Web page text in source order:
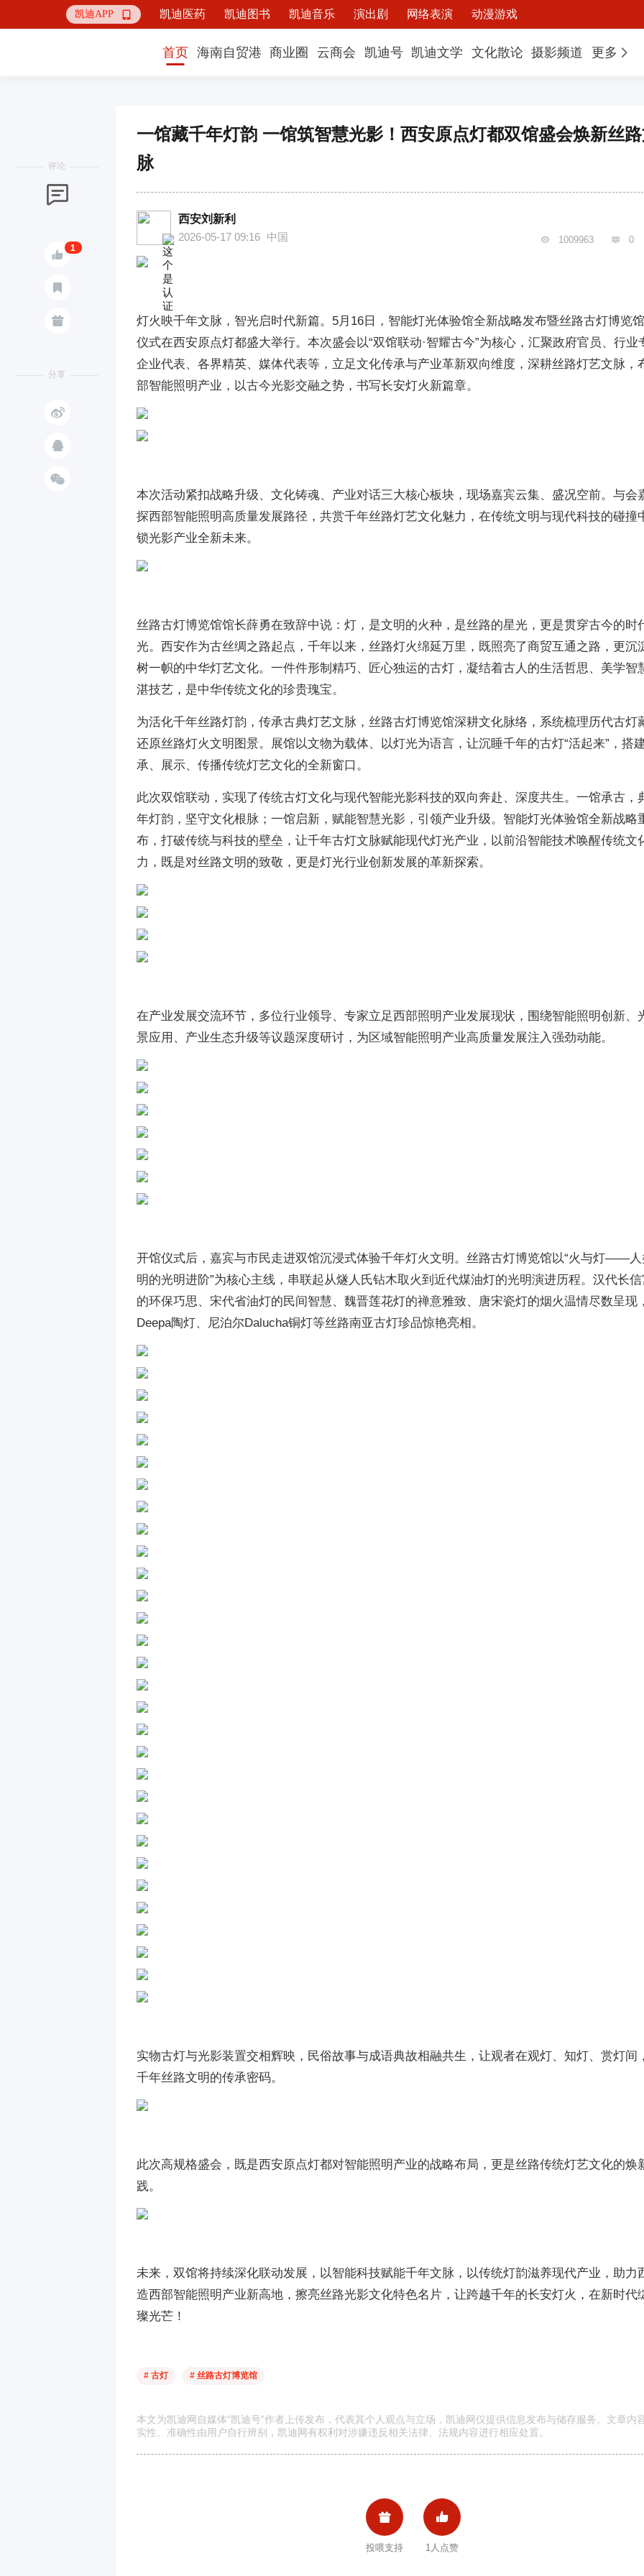
凯迪APP  凯迪医药 凯迪图书 凯迪音乐 演出剧 网络表演 动漫游戏
首页 海南自贸港 商业圈 云商会 凯迪号 凯迪文学 文化散论 摄影频道 更多
评论

 1

分享



一馆藏千年灯韵 一馆筑智慧光影！西安原点灯都双馆盛会焕新丝
脉
西安刘新利
2026-05-17 09:16 中国  1009963  0
灯火映千年文脉，智光启时代新篇。5月16日，智能灯光体验馆全新战略发布暨丝路古灯博览
仪式在西安原点灯都盛大举行。本次盛会以“双馆联动·智耀古今”为核心，汇聚政府官员、行业
企业代表、各界精英、媒体代表等，立足文化传承与产业革新双向维度，深耕丝路灯艺文脉，
部智能照明产业，以古今光影交融之势，书写长安灯火新篇章。
本次活动紧扣战略升级、文化铸魂、产业对话三大核心板块，现场嘉宾云集、盛况空前。与会
探西部智能照明高质量发展路径，共赏千年丝路灯艺文化魅力，在传统文明与现代科技的碰撞
锁光影产业全新未来。
丝路古灯博览馆馆长薛勇在致辞中说：灯，是文明的火种，是丝路的星光，更是贯穿古今的时
光。西安作为古丝绸之路起点，千年以来，丝路灯火绵延万里，既照亮了商贸互通之路，更沉
树一帜的中华灯艺文化。一件件形制精巧、匠心独运的古灯，凝结着古人的生活哲思、美学智
湛技艺，是中华传统文化的珍贵瑰宝。
为活化千年丝路灯韵，传承古典灯艺文脉，丝路古灯博览馆深耕文化脉络，系统梳理历代古灯
还原丝路灯火文明图景。展馆以文物为载体、以灯光为语言，让沉睡千年的古灯“活起来”，搭
承、展示、传播传统灯艺文化的全新窗口。
此次双馆联动，实现了传统古灯文化与现代智能光影科技的双向奔赴、深度共生。一馆承古，
年灯韵，坚守文化根脉；一馆启新，赋能智慧光影，引领产业升级。智能灯光体验馆全新战略
布，打破传统与科技的壁垒，让千年古灯文脉赋能现代灯光产业，以前沿智能技术唤醒传统文
力，既是对丝路文明的致敬，更是灯光行业创新发展的革新探索。
在产业发展交流环节，多位行业领导、专家立足西部照明产业发展现状，围绕智能照明创新、
景应用、产业生态升级等议题深度研讨，为区域智能照明产业高质量发展注入强劲动能。
开馆仪式后，嘉宾与市民走进双馆沉浸式体验千年灯火文明。丝路古灯博览馆以“火与灯——
明的光明进阶”为核心主线，串联起从燧人氏钻木取火到近代煤油灯的光明演进历程。汉代长
的环保巧思、宋代省油灯的民间智慧、魏晋莲花灯的禅意雅致、唐宋瓷灯的烟火温情尽数呈现
Deepa陶灯、尼泊尔Dalucha铜灯等丝路南亚古灯珍品惊艳亮相。
实物古灯与光影装置交相辉映，民俗故事与成语典故相融共生，让观者在观灯、知灯、赏灯间
千年丝路文明的传承密码。
此次高规格盛会，既是西安原点灯都对智能照明产业的战略布局，更是丝路传统灯艺文化的焕
践。
未来，双馆将持续深化联动发展，以智能科技赋能千年文脉，以传统灯韵滋养现代产业，助力
造西部智能照明产业新高地，擦亮丝路光影文化特色名片，让跨越千年的长安灯火，在新时代
璨光芒！
# 古灯 # 丝路古灯博览馆
本文为凯迪网自媒体“凯迪号”作者上传发布，代表其个人观点与立场，凯迪网仅提供信息发布与储存服务。文章内
实性、准确性由用户自行辨别，凯迪网有权利对涉嫌违反相关法律、法规内容进行相应处置。

投喂支持

1人点赞